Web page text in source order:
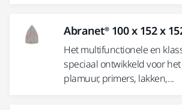
Abranet® 100 x 152 x
Het multifunctionele en
speciaal ontwikkeld voor
plamuur, primers, lakken,...